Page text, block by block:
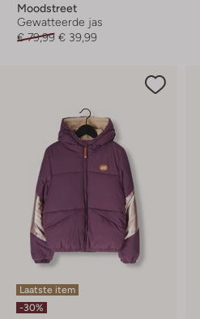
Moodstreet
Gewatteerde jas
€ 79,99 € 39,99
Laatste item
-30%